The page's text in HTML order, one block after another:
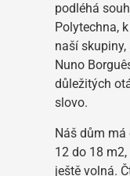
podléhá
Polytechna,
naší
Nuno
důležitých
slovo.
Náš dům má
12 do 18 m2
ještě volná.